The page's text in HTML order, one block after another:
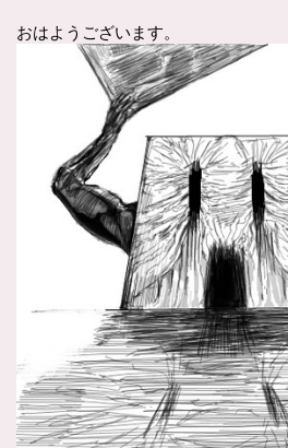
おはようございます。